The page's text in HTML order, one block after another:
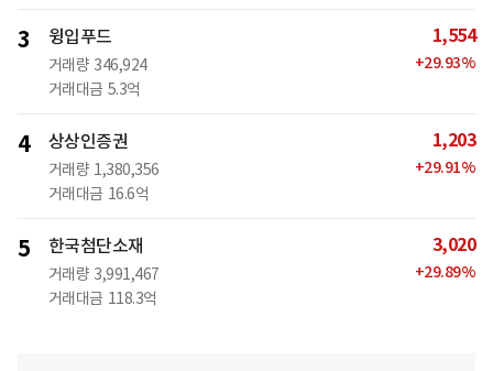
3 윙입푸드
거래량 346,924
거래대금 5.3억
1,554
+29.93%
4 상상인증권
거래량 1,380,356
거래대금 16.6억
1,203
+29.91%
5 한국첨단소재
거래량 3,991,467
거래대금 118.3억
3,020
+29.89%